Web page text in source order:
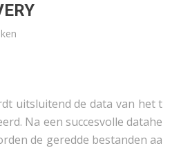
uitsluitend de data van het t
Na een succesvolle datahe
de geredde bestanden aa